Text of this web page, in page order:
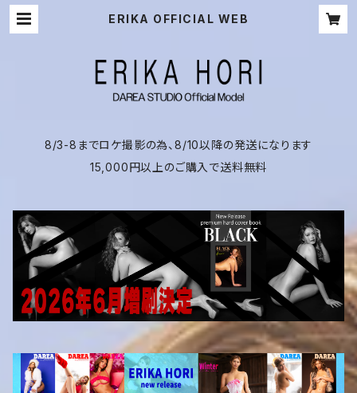
ERIKA OFFICIAL WEB
8/3-8までロケ撮影の為、8/10以降の発送になります
15,000円以上のご購入で送料無料